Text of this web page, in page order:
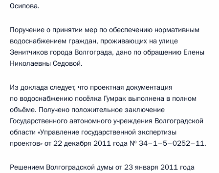
Осипова.
Поручение о принятии мер по обеспечению нормативным
водоснабжением граждан, проживающих на улице
Зенитчиков города Волгограда, дано по обращению Елены
Николаевны Седовой.
Из доклада следует, что проектная документация
по водоснабжению посёлка Гумрак выполнена в полном
объёме. Получено положительное заключение
Государственного автономного учреждения Волгоградской
области «Управление государственной экспертизы
проектов» от 22 декабря 2011 года № 34–1–5–0252–11.
Решением Волгоградской думы от 23 января 2011 года